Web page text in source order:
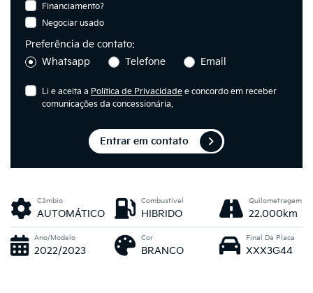
Financiamento?
Negociar usado
Preferência de contato:
Whatsapp
Telefone Email
Li e aceita a Política de Privacidade e concordo em receber
comunicações da concessionária.
Entrar em contato
Câmbio
AUTOMÁTICO
Combustível
HIBRIDO
Quilometragem
22.000km
Ano/Modelo
2022/2023
Cor
BRANCO
Final Da Placa
XXX3G44